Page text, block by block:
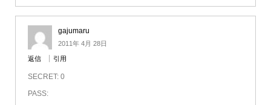
gajumaru
2011年 4月 28日
返信 引用
SECRET: 0
PASS: